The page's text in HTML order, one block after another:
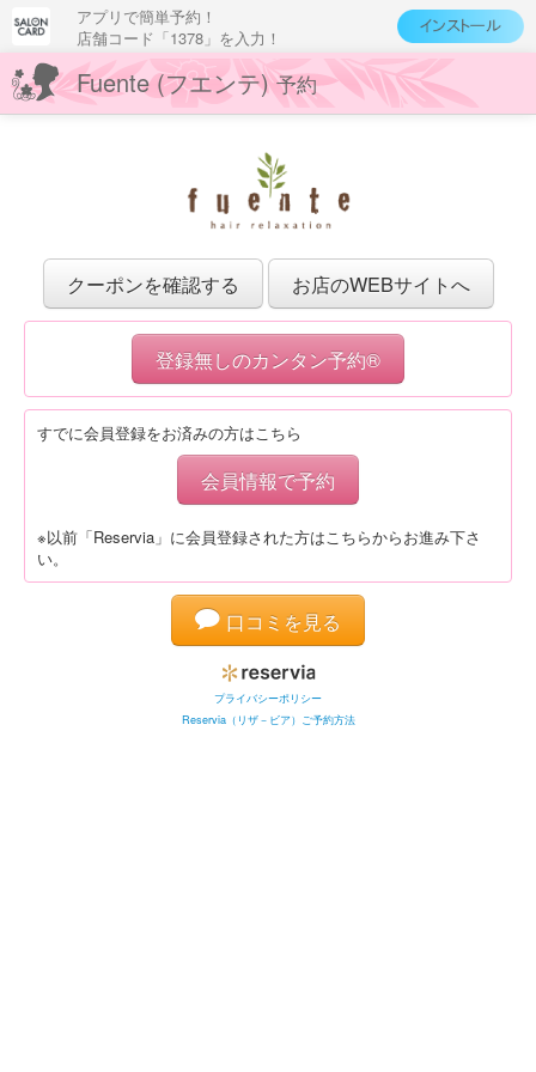
アプリで簡単予約！
店舗コード「1378」を入力！
Fuente (フエンテ)予約
クーポンを確認する お店のWEBサイトへ
登録無しのカンタン予約®
すでに会員登録をお済みの方はこちら
会員情報で予約
※以前「Reservia」に会員登録された方はこちらからお進み下さ
い。
口コミを見る
プライバシーポリシー
Reservia（リザ－ビア）ご予約方法